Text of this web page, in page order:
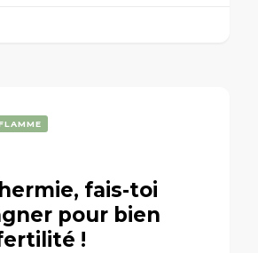
fais-toi
pour bien
!